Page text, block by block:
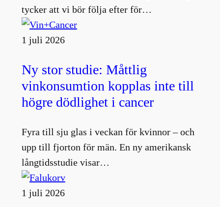
tycker att vi bör följa efter för…
1 juli 2026
Ny stor studie: Måttlig
vinkonsumtion kopplas inte till
högre dödlighet i cancer
Fyra till sju glas i veckan för kvinnor – och
upp till fjorton för män. En ny amerikansk
långtidsstudie visar…
1 juli 2026